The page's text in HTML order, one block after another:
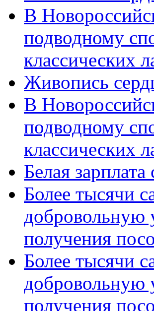
В
подводному
классических
Живопись
В
подводному
классических
Белая
Более тысячи
добровольную
получения
Более тысячи
добровольную
получения